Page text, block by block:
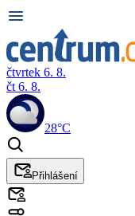
čtvrtek 6. 8.
čt 6. 8.
28°C
Přihlášení